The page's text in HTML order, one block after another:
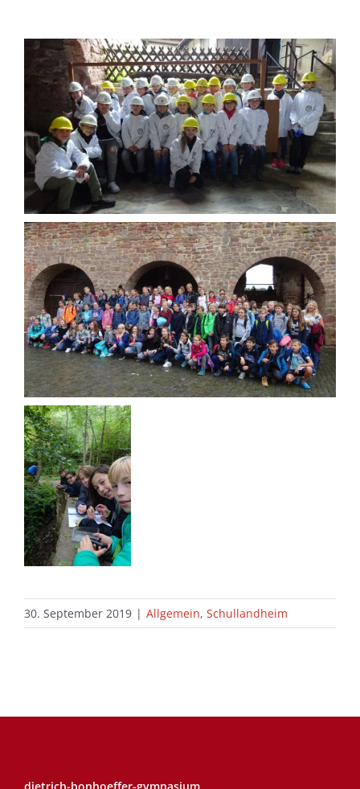
30. September 2019 | Allgemein, Schullandheim